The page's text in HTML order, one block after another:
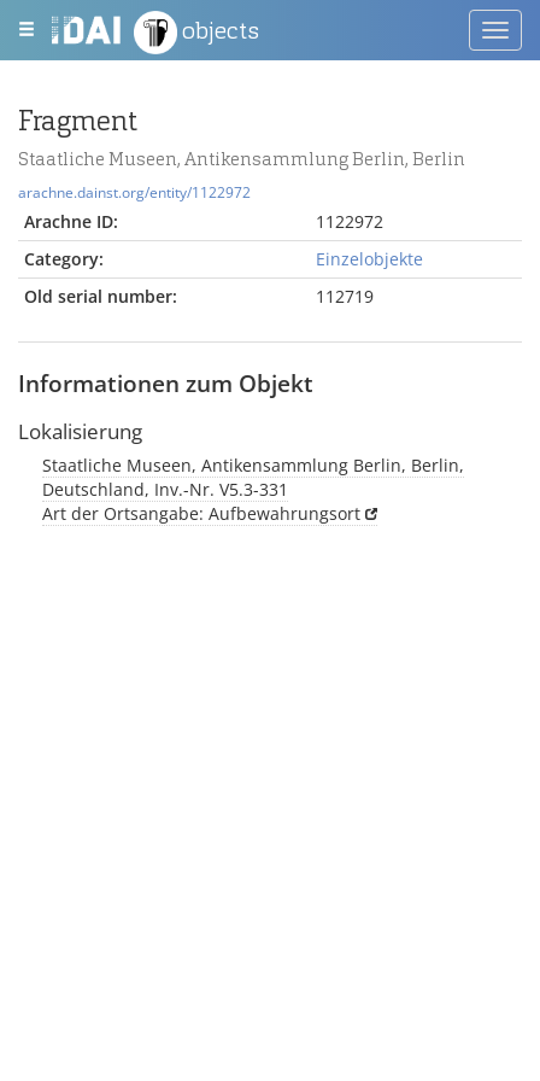
objects
Fragment
Staatliche Museen, Antikensammlung Berlin, Berlin
arachne.dainst.org/entity/1122972
Arachne ID:
1122972
Category:
Einzelobjekte
Old serial number:
112719
Informationen zum Objekt
Lokalisierung
Staatliche Museen, Antikensammlung Berlin, Berlin,
Deutschland, Inv.-Nr. V5.3-331
Art der Ortsangabe: Aufbewahrungsort